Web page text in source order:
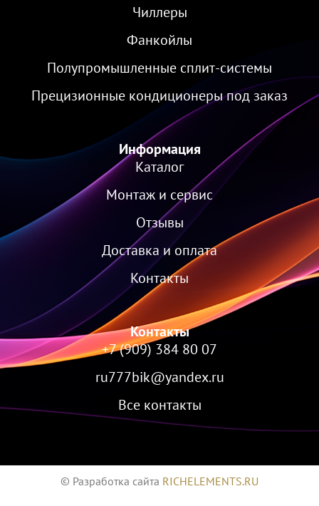
Чиллеры
Фанкойлы
Полупромышленные сплит-системы
Прецизионные кондиционеры под заказ
Информация
Каталог
Монтаж и сервис
Отзывы
Доставка и оплата
Контакты
Контакты
+7 (909) 384 80 07
ru777bik@yandex.ru
Все контакты
© Разработка сайта RICHELEMENTS.RU